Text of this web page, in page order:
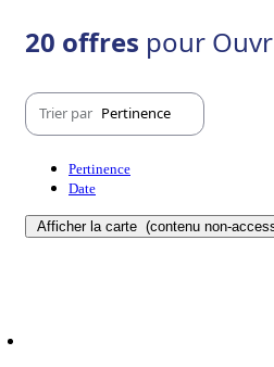
20 offres pour
Trier par Pertinence
Pertinence
Date
Afficher la carte (contenu non-